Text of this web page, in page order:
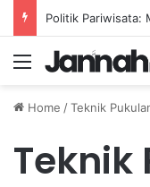
Menu
Home /Teknik
Teknik